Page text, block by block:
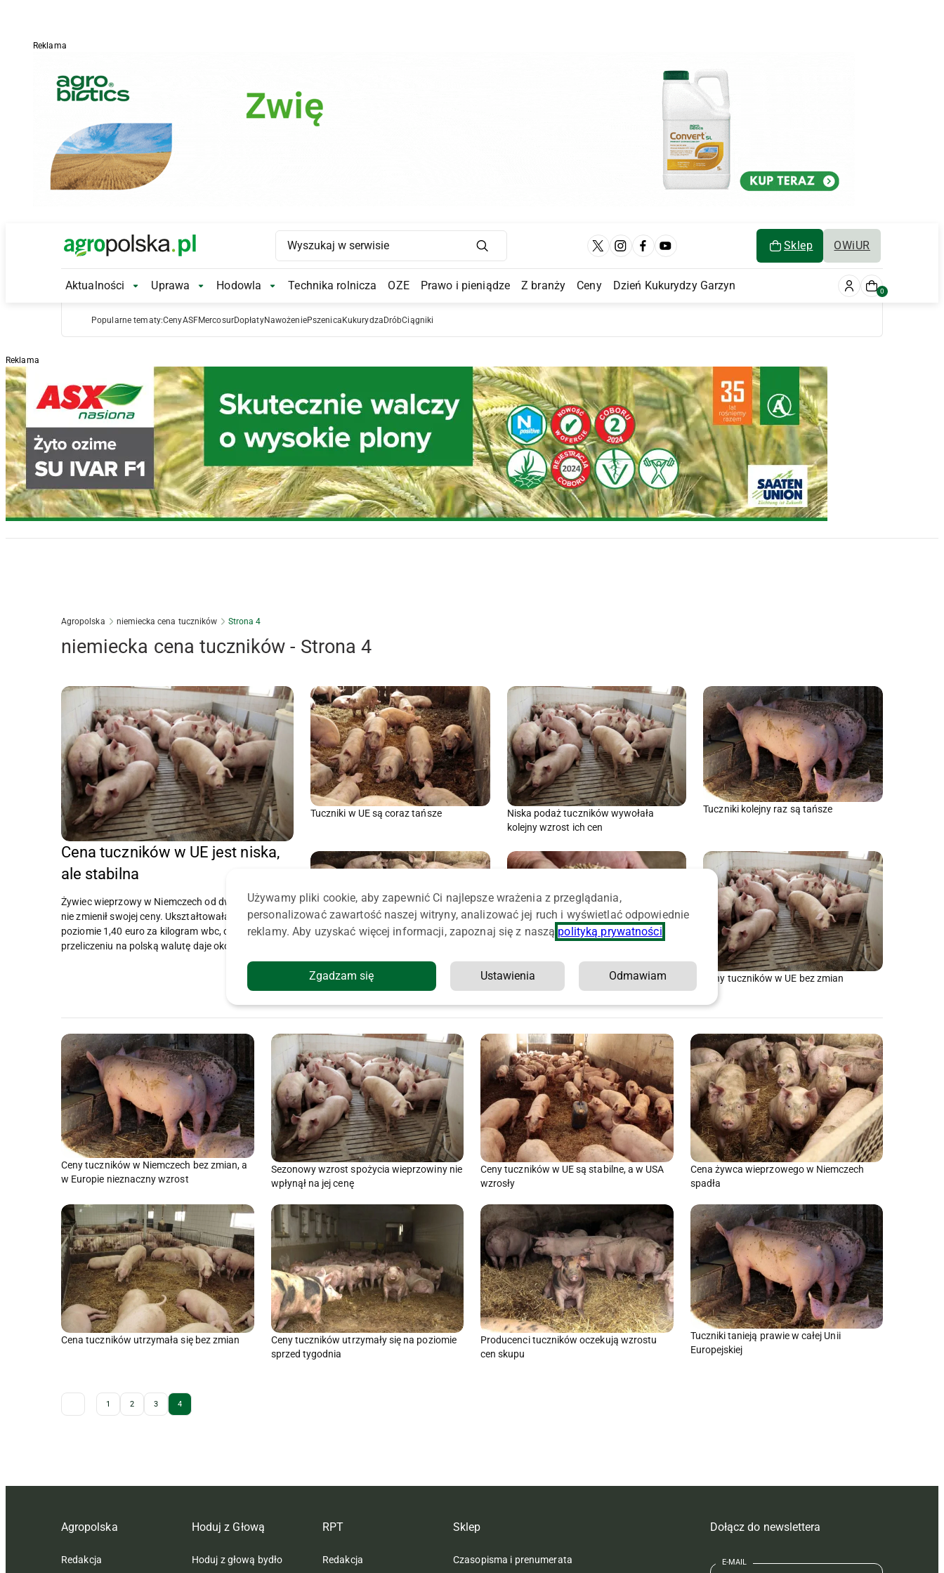
Reklama
Main Logo Sklep OWiUR
Main Navigation
Aktualności Aktualności Submenu
Uprawa Uprawa Submenu
Hodowla Hodowla Submenu
Technika rolnicza OZE Prawo i pieniądze Z branży Ceny Dzień Kukurydzy Garzyn 0
Popularne tematy:CenyASFMercosurDopłatyNawożeniePszenica Kukurydza DróbCiągniki
Reklama
Agropolska niemiecka cena tuczników Strona 4
niemiecka cena tuczników - Strona 4
Cena tuczników w UE jest niska,
ale stabilna
Żywiec wieprzowy w Niemczech od dwóch tygodni
nie zmienił swojej ceny. Ukształtowała się ona na
poziomie 1,40 euro za kilogram wbc, co w
przeliczeniu na polską walutę daje około 6 zł za kg.
Tuczniki w UE są coraz tańsze
Niska podaż tuczników wywołała
kolejny wzrost ich cen
Tuczniki kolejny raz są tańsze
Ceny tuczników spadają. Tak źle nie było
od 11 tygodni
Tuczniki w Niemczech kosztują tyle co
przed tygodniem
Ceny tuczników w UE bez zmian
Ceny tuczników w Niemczech bez zmian, a
w Europie nieznaczny wzrost
Sezonowy wzrost spożycia wieprzowiny nie
wpłynął na jej cenę
Ceny tuczników w UE są stabilne, a w USA
wzrosły
Cena żywca wieprzowego w Niemczech
spadła
Cena tuczników utrzymała się bez zmian
Ceny tuczników utrzymały się na poziomie
sprzed tygodnia
Producenci tuczników oczekują wzrostu
cen skupu
Tuczniki tanieją prawie w całej Unii
Europejskiej
Archive Pagination
1 2 3 4
Agropolska
Redakcja
Hoduj z Głową
Hoduj z głową bydło
RPT
Redakcja
Sklep
Czasopisma i prenumerata
Dołącz do newslettera
E-MAIL
Używamy pliki cookie, aby zapewnić Ci najlepsze wrażenia z przeglądania,
personalizować zawartość naszej witryny, analizować jej ruch i wyświetlać odpowiednie
reklamy. Aby uzyskać więcej informacji, zapoznaj się z naszą polityką prywatności
Zgadzam się Ustawienia Odmawiam